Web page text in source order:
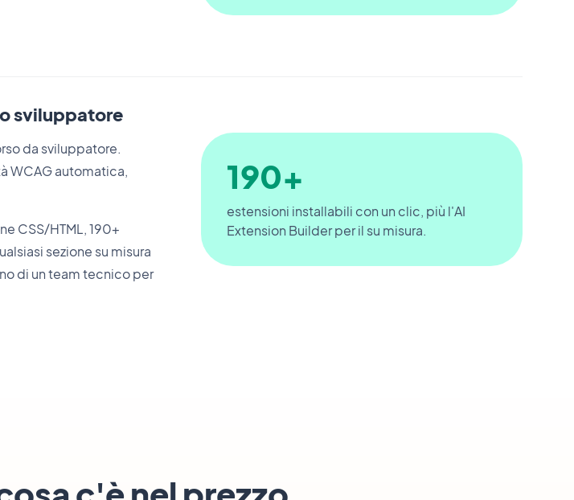
sviluppatore
da sviluppatore.
WCAG automatica,
CSS/HTML, 190+
sezione su misura
di un team tecnico per
190+
estensioni installabili con un clic, più l'AI
Extension Builder per il su misura.